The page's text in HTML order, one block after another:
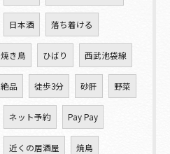
日本酒 落ち着ける
焼き鳥 ひばり 西武池袋線
絶品 徒歩3分 砂肝 野菜
ネット予約 Pay Pay
近くの居酒屋 焼鳥